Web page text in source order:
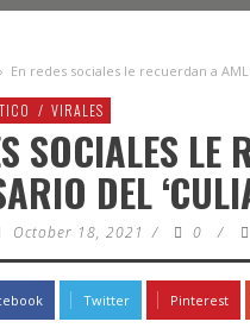
En redes sociales le recuerdan a
/ VIRALES
SOCIALES LE
DEL
October 18, 2021 / 0 /
Twitter Pinterest